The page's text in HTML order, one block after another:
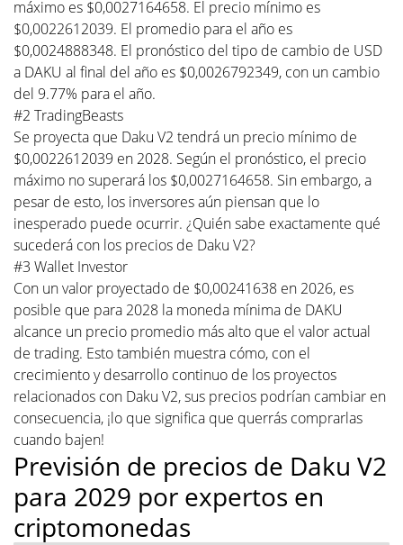
máximo es $0,0027164658. El precio mínimo es
$0,0022612039. El promedio para el año es
$0,0024888348. El pronóstico del tipo de cambio de USD
a DAKU al final del año es $0,0026792349, con un cambio
del 9.77% para el año.
#2 TradingBeasts
Se proyecta que Daku V2 tendrá un precio mínimo de
$0,0022612039 en 2028. Según el pronóstico, el precio
máximo no superará los $0,0027164658. Sin embargo, a
pesar de esto, los inversores aún piensan que lo
inesperado puede ocurrir. ¿Quién sabe exactamente qué
sucederá con los precios de Daku V2?
#3 Wallet Investor
Con un valor proyectado de $0,00241638 en 2026, es
posible que para 2028 la moneda mínima de DAKU
alcance un precio promedio más alto que el valor actual
de trading. Esto también muestra cómo, con el
crecimiento y desarrollo continuo de los proyectos
relacionados con Daku V2, sus precios podrían cambiar en
consecuencia, ¡lo que significa que querrás comprarlas
cuando bajen!
Previsión de precios de Daku V2
para 2029 por expertos en
criptomonedas